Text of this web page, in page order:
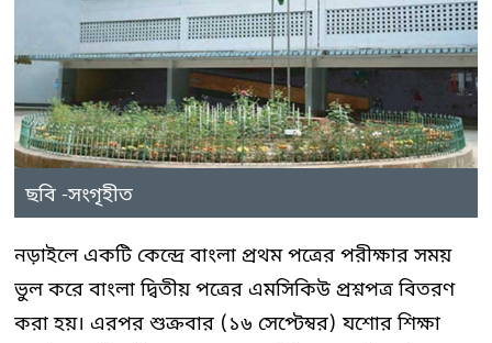
ছবি -সংগৃহীত
নড়াইলে একটি কেন্দ্রে বাংলা প্রথম পত্রের পরীক্ষার সময়
ভুল করে বাংলা দ্বিতীয় পত্রের এমসিকিউ প্রশ্নপত্র বিতরণ
করা হয়। এরপর শুক্রবার (১৬ সেপ্টেম্বর) যশোর শিক্ষা